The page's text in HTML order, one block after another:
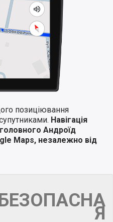
позиціювання
Навігація
Андроїд
Maps, незалежно від
Я